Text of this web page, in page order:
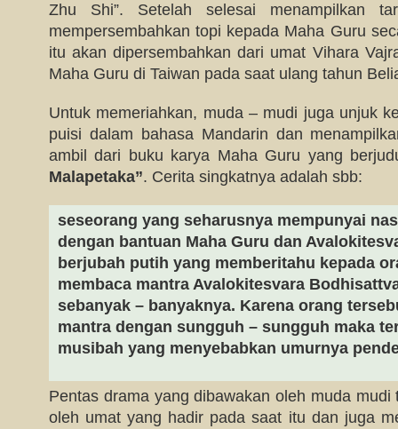
Zhu Shi”. Setelah selesai menampilkan
mempersembahkan topi kepada Maha Guru
itu akan dipersembahkan dari umat Vihara
Maha Guru di Taiwan pada saat ulang tahun
Untuk memeriahkan, muda – mudi juga unjuk
puisi dalam bahasa Mandarin dan
ambil dari buku karya Maha Guru yang
Malapetaka”. Cerita singkatnya adalah sbb:
seseorang yang seharusnya mempunyai
dengan bantuan Maha Guru dan
berjubah putih yang memberitahu kepada
membaca mantra Avalokitesvara
sebanyak – banyaknya. Karena orang
mantra dengan sungguh – sungguh maka
musibah yang menyebabkan umurnya
Pentas drama yang dibawakan oleh muda
oleh umat yang hadir pada saat itu dan juga